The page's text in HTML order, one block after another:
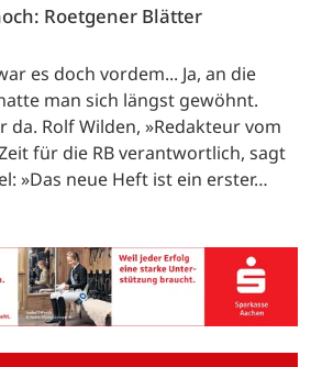
Roetgener Blätter
es doch vordem... Ja, an die
man sich längst gewöhnt.
da. Rolf Wilden, »Redakteur vom
für die RB verantwortlich, sagt
»Das neue Heft ist ein erster…